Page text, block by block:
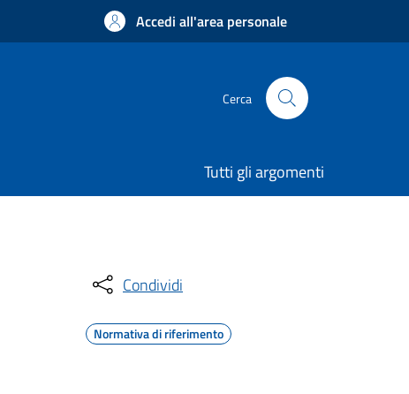
Accedi all'area personale
Cerca
Tutti gli argomenti
Condividi
Normativa di riferimento